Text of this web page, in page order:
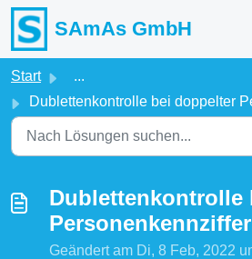
Zum hauptsächlichen Inhalt gehen
SAmAs GmbH
Start
...
Dublettenkontrolle bei doppelter
Dublettenkontrolle
Personenkennziffer
Geändert am Di, 8 Feb, 2022